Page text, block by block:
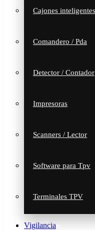
Cajones inteligentes
Comandero / Pda
Detector / Contador
Impresoras
Scanners / Lector
Software para Tpv
Terminales TPV
Vigilancia